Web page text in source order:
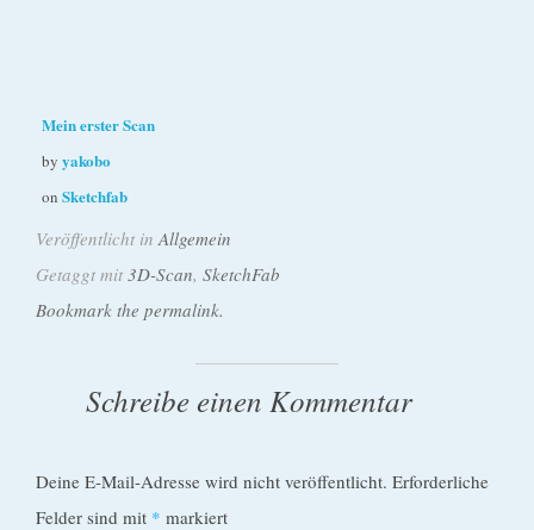
Mein erster Scan
by yakobo
on Sketchfab
Veröffentlicht inAllgemein
Getaggt mit 3D-Scan, SketchFab
Bookmark the permalink.
Schreibe einen Kommentar
Deine E-Mail-Adresse wird nicht veröffentlicht. Erforderliche
Felder sind mit * markiert